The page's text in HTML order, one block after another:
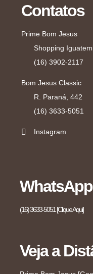
Contatos
Prime Bom Jesus
Shopping
(16) 3902-2117
Bom Jesus Classic
R. Paraná, 442
(16) 3633-5051
Instagram
WhatsApp
(16) 3633-5051 [Clique Aqui]
Veja a